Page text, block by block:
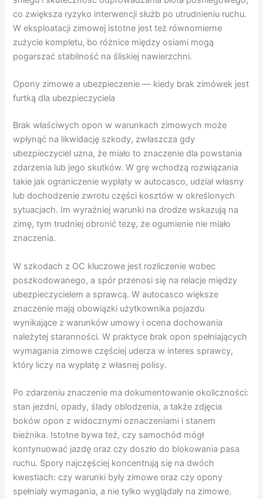
co zwiększa ryzyko interwencji służb po utrudnieniu ruchu.
W eksploatacji zimowej istotne jest też równomierne
zużycie kompletu, bo różnice między osiami mogą
pogarszać stabilność na śliskiej nawierzchni.
Opony zimowe a ubezpieczenie — kiedy brak zimówek jest
furtką dla ubezpieczyciela
Brak właściwych opon w warunkach zimowych może
wpłynąć na likwidację szkody, zwłaszcza gdy
ubezpieczyciel uzna, że miało to znaczenie dla powstania
zdarzenia lub jego skutków. W grę wchodzą rozwiązania
takie jak ograniczenie wypłaty w autocasco, udział własny
lub dochodzenie zwrotu części kosztów w określonych
sytuacjach. Im wyraźniej warunki na drodze wskazują na
zimę, tym trudniej obronić tezę, że ogumienie nie miało
znaczenia.
W szkodach z OC kluczowe jest rozliczenie wobec
poszkodowanego, a spór przenosi się na relacje między
ubezpieczycielem a sprawcą. W autocasco większe
znaczenie mają obowiązki użytkownika pojazdu
wynikające z warunków umowy i ocena dochowania
należytej staranności. W praktyce brak opon spełniających
wymagania zimowe częściej uderza w interes sprawcy,
który liczy na wypłatę z własnej polisy.
Po zdarzeniu znaczenie ma dokumentowanie okoliczności:
stan jezdni, opady, ślady oblodzenia, a także zdjęcia
boków opon z widocznymi oznaczeniami i stanem
bieżnika. Istotne bywa też, czy samochód mógł
kontynuować jazdę oraz czy doszło do blokowania pasa
ruchu. Spory najczęściej koncentrują się na dwóch
kwestiach: czy warunki były zimowe oraz czy opony
spełniały wymagania, a nie tylko wyglądały na zimowe.